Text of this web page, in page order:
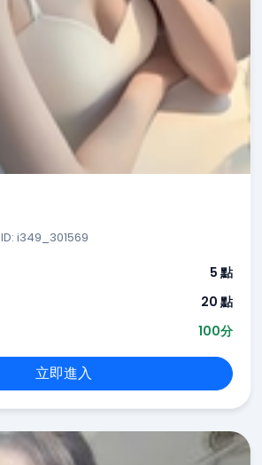
ID: i349_301569
5 點
20 點
100分
立即進入